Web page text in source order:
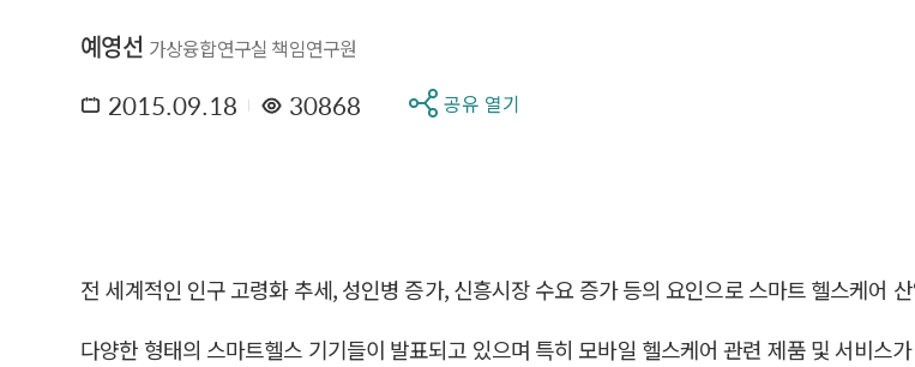
예영선 가상융합연구실 책임연구원
2015.09.18 30868 공유 열기
전 세계적인 인구 고령화 추세, 성인병 증가, 신흥시장 수요 증가 등의 요인으로 스마트 헬스케어
다양한 형태의 스마트헬스 기기들이 발표되고 있으며 특히 모바일 헬스케어 관련 제품 및 서비스